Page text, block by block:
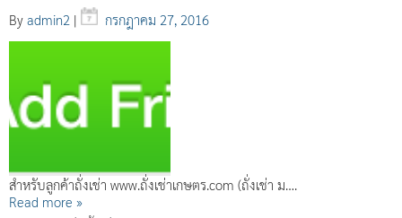
By admin2 | กรกฎาคม 27, 2016
สำหรับลูกค้าถั่งเช่า www.ถั่งเช่าเกษตร.com (ถั่งเช่า ม….
Read more »